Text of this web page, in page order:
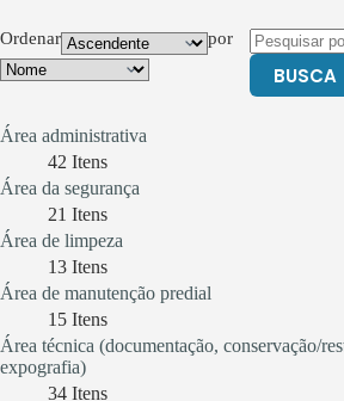
Ordenar por
BUSCA
Área administrativa
42 Itens
Área da segurança
21 Itens
Área de limpeza
13 Itens
Área de manutenção predial
15 Itens
Área técnica (documentação, conservação/
expografia)
34 Itens